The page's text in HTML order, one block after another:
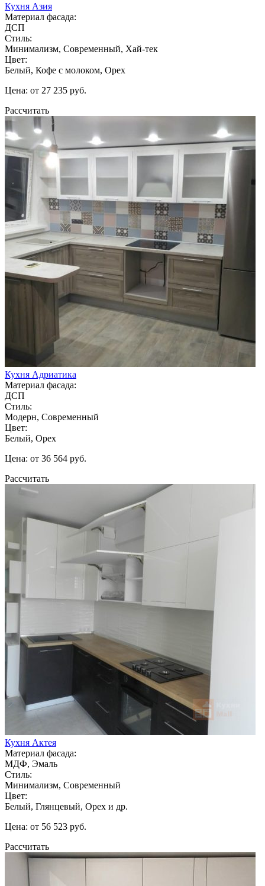
Кухня Азия
Материал фасада:
ДСП
Стиль:
Минимализм, Современный, Хай-тек
Цвет:
Белый, Кофе с молоком, Орех
Цена: от 27 235 руб.
Рассчитать
Кухня Адриатика
Материал фасада:
ДСП
Стиль:
Модерн, Современный
Цвет:
Белый, Орех
Цена: от 36 564 руб.
Рассчитать
Кухня Актея
Материал фасада:
МДФ, Эмаль
Стиль:
Минимализм, Современный
Цвет:
Белый, Глянцевый, Орех и др.
Цена: от 56 523 руб.
Рассчитать